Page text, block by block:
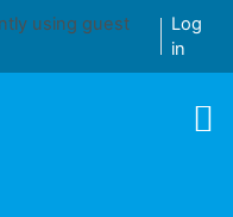
using guest
Log
in